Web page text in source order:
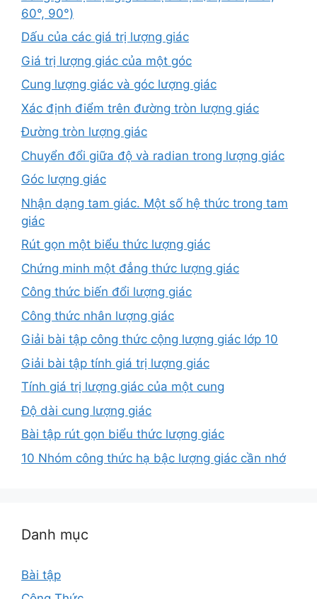
60°, 90°)
Dấu của các giá trị lượng giác
Giá trị lượng giác của một góc
Cung lượng giác và góc lượng giác
Xác định điểm trên đường tròn lượng giác
Đường tròn lượng giác
Chuyển đổi giữa độ và radian trong lượng giác
Góc lượng giác
Nhận dạng tam giác. Một số hệ thức trong tam
giác
Rút gọn một biểu thức lượng giác
Chứng minh một đẳng thức lượng giác
Công thức biến đổi lượng giác
Công thức nhân lượng giác
Giải bài tập công thức cộng lượng giác lớp 10
Giải bài tập tính giá trị lượng giác
Tính giá trị lượng giác của một cung
Độ dài cung lượng giác
Bài tập rút gọn biểu thức lượng giác
10 Nhóm công thức hạ bậc lượng giác cần nhớ
Danh mục
Bài tập